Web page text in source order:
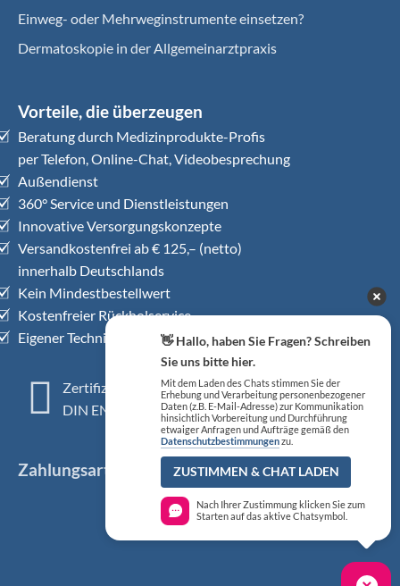
Einweg- oder Mehrweginstrumente einsetzen?
Dermatoskopie in der Allgemeinarztpraxis
Vorteile, die überzeugen
Beratung durch Medizinprodukte-Profis
per Telefon, Online-Chat, Videobesprechung
Außendienst
360° Service und Dienstleistungen
Innovative Versorgungskonzepte
Versandkostenfrei ab € 125,– (netto)
innerhalb Deutschlands
Kein Mindestbestellwert
Kostenfreier Rückholservice
Eigener Technischer Kundendienst
Zertifiziertes QM-System
DIN EN ISO 13485
Zahlungsarten
👋 Hallo, haben Sie Fragen? Schreiben
Sie uns bitte hier.
Mit dem Laden des Chats stimmen Sie der
Erhebung und Verarbeitung personenbezogener
Daten (z.B. E-Mail-Adresse) zur Kommunikation
hinsichtlich Vorbereitung und Durchführung
etwaiger Anfragen und Aufträge gemäß den
Datenschutzbestimmungenzu.
ZUSTIMMEN & CHAT LADEN
Nach Ihrer Zustimmung klicken Sie zum
Starten auf das aktive Chatsymbol.